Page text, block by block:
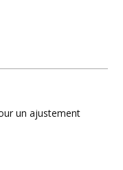
un ajustement